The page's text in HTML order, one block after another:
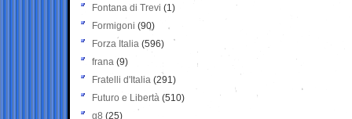
Fontana di Trevi (1)
Formigoni (90)
Forza Italia (596)
frana (9)
Fratelli d'Italia (291)
Futuro e Libertà (510)
g8 (25)